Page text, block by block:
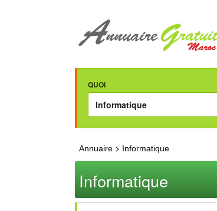
QUOI
Annuaire > Informatique
Informatique